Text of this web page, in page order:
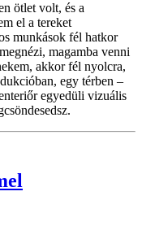
ötlet volt, és a
el a tereket
munkások fél hatkor
magamba venni
akkor fél nyolcra,
egy térben –
egyedüli vizuális